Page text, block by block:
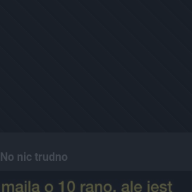
No nic trudno